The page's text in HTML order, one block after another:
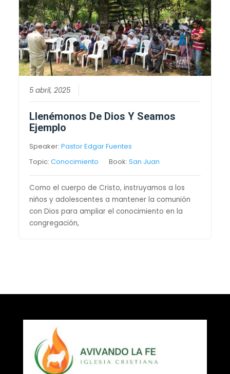
5 abril, 2025
Llenémonos De Dios Y Seamos
Ejemplo
Speaker:Pastor Edgar Fuentes
Topic:Conocimiento Book:San Juan
Como el cuerpo de Cristo, instruyamos a los
niños y adolescentes a mantener la comunión
con Dios para ampliar el conocimiento en la
congregación,